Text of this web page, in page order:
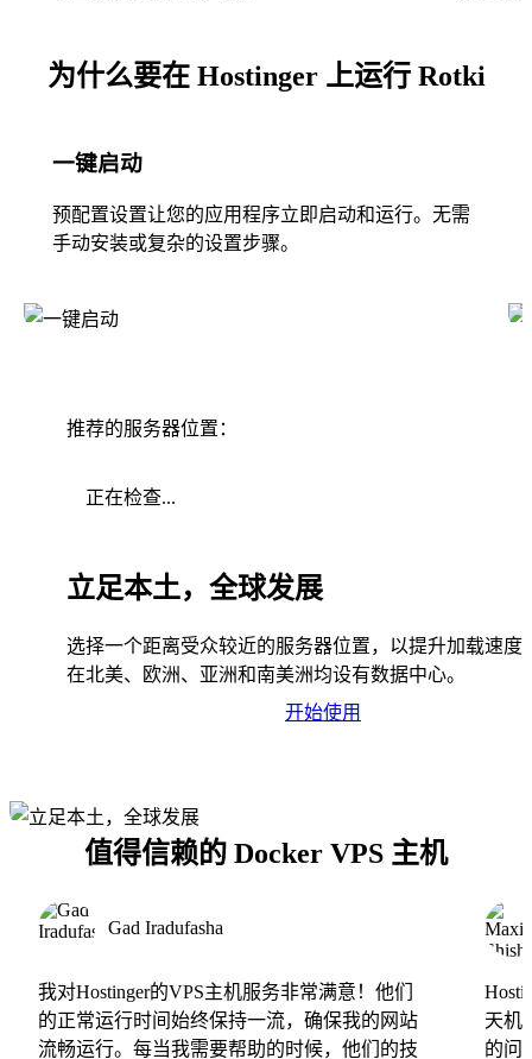
为什么要在 Hostinger 上运行 Rotki
一键启动
预配置设置让您的应用程序立即启动和运行。无需
手动安装或复杂的设置步骤。
推荐的服务器位置：
正在检查...
立足本土，全球发展
选择一个距离受众较近的服务器位置，以提升加载速度
在北美、欧洲、亚洲和南美洲均设有数据中心。
开始使用
值得信赖的 Docker VPS 主机
Gad Iradufasha
我对Hostinger的VPS主机服务非常满意！他们
的正常运行时间始终保持一流，确保我的网站
流畅运行。每当我需要帮助的时候，他们的技
天机
的问